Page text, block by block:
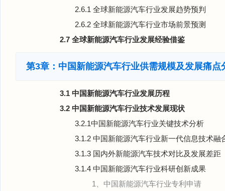
2.6.1 全球新能源汽车行业发展趋势预判
2.6.2 全球新能源汽车行业市场前景预测
2.7 全球新能源汽车行业发展经验借鉴
第3章：中国新能源汽车行业供需规模及发展痛点
3.1 中国新能源汽车行业发展历程
3.2 中国新能源汽车行业技术发展现状
3.2.1中国新能源汽车行业关键技术分析
3.1.2 中国新能源汽车行业新一代信息技术融
3.1.3 国内外新能源汽车技术对比及发展差距
3.1.4 中国新能源汽车行业科研创新成果
1、中国新能源汽车行业专利申请